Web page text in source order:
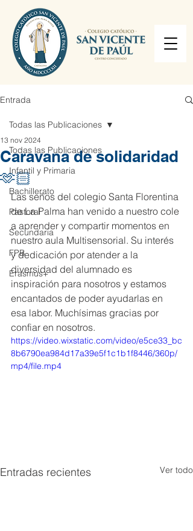
Entrada
Todas las Publicaciones
Infantil y Primaria
Bachillerato
Pastoral
Secundaria
FPB
Erasmus+
Todas las Publicaciones
Caravana de solidaridad
🫶🏻
13 nov 2024
Las seños del colegio Santa Florentina
de La Palma han venido a nuestro cole
a aprender y compartir momentos en
nuestro aula Multisensorial. Su interés
y dedicación por atender a la
diversidad del alumnado es
inspiración para nosotros y estamos
encantados de poder ayudarlas en
esa labor. Muchísimas gracias por
confiar en nosotros.
https://video.wixstatic.com/video/e5ce33_bc
8b6790ea984d17a39e5f1c1b1f8446/360p/
mp4/file.mp4
Entradas recientes Ver todo